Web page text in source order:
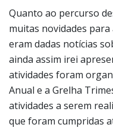
Quanto ao percurso
muitas novidades
eram dadas notícias
ainda assim irei
atividades foram
Anual e a Grelha
atividades a serem
que foram cumpridas